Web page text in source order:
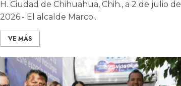
H. Ciudad de Chihuahua, Chih., a 2 de julio de
2026.- El alcalde Marco...
VE MÁS